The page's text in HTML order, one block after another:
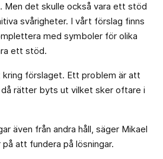
Men det skulle också vara ett stöd
svårigheter. I vårt förslag finns
med symboler för olika
ett stöd.
kring förslaget. Ett problem är att
rätter byts ut vilket sker oftare i
även från andra håll, säger Mikael
att fundera på lösningar.